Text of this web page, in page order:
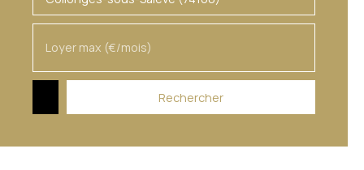
Loyer max (€/mois)
Rechercher